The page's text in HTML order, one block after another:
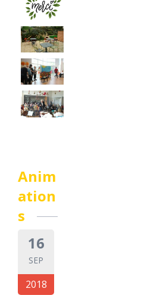
Anim
ation
s
16
SEP
2018